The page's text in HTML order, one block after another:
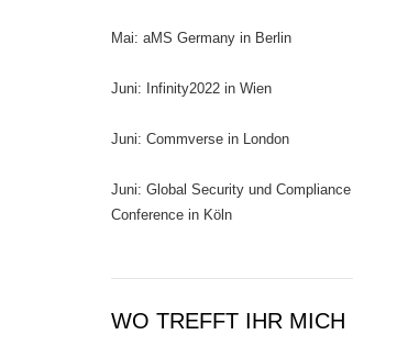
Mai: aMS Germany in Berlin
Juni: Infinity2022 in Wien
Juni: Commverse in London
Juni: Global Security und Compliance
Conference in Köln
WO TREFFT IHR MICH